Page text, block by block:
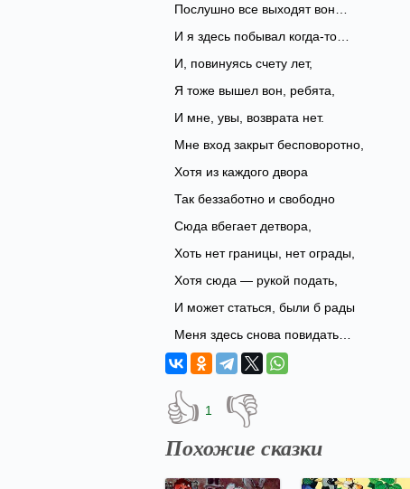
Послушно все выходят вон…
И я здесь побывал когда-то…
И, повинуясь счету лет,
Я тоже вышел вон, ребята,
И мне, увы, возврата нет.
Мне вход закрыт бесповоротно,
Хотя из каждого двора
Так беззаботно и свободно
Сюда вбегает детвора,
Хоть нет границы, нет ограды,
Хотя сюда — рукой подать,
И может статься, были б рады
Меня здесь снова повидать…
👍 1 👎
Похожие сказки